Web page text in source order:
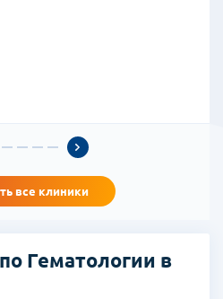
все клиники
Гематологии в